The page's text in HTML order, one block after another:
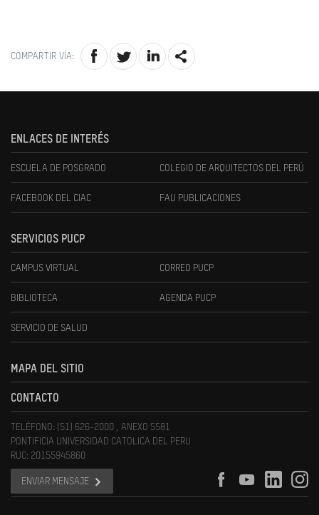
COMPARTIR VÍA:
ENLACES DE INTERÉS
ESCUELA DE POSGRADO COLEGIO DE ARQUITECTOS DEL PERÚ
FACEBOOK DEL CIAC FAU PUBLICACIONES
SERVICIOS PUCP
CAMPUS VIRTUAL CORREO PUCP
BIBLIOTECA AGENDA PUCP
SERVICIO DE SALUD
MAPA DEL SITIO
CONTACTO
TELÉFONO: (51) 626-2000 , ANEXO 5581
PONTIFICIA UNIVERSIDAD CATOLICA DEL PERU
RUC: 20155945860
ENVIAR MENSAJE